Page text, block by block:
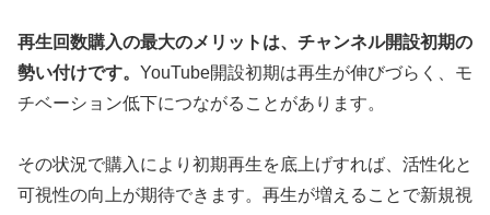
再生回数購入の最大のメリットは、チャンネル開設初期の
勢い付けです。 YouTube開設初期は再生が伸びづらく、モ
チベーション低下につながることがあります。
その状況で購入により初期再生を底上げすれば、活性化と
可視性の向上が期待できます。再生が増えることで新規視